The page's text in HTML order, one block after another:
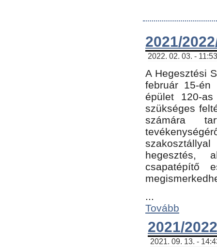
2021/
2022. 02. 03. -
A Hegesztési
február 15-
épület 120-
szükséges
számára
hegesztés,
csapatépítő
...
Tovább
2021/
2021. 09. 13. -